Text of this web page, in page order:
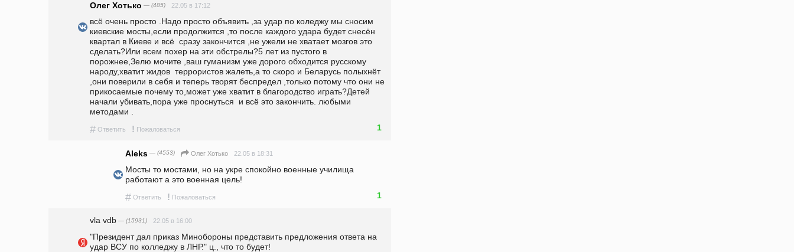
Олег Хотько — (485) 22.05 в 17:12
всё очень просто .Надо просто объявить ,за удар по коледжу мы сносим
киевские мосты,если продолжится ,то после каждого удара будет снесён
квартал в Киеве и всё  сразу закончится ,не ужели не хватает мозгов это
сделать?Или всем похер на эти обстрелы?5 лет из пустого в
порожнее,Зелю мочите ,ваш гуманизм уже дорого обходится русскому
народу,хватит жидов  террористов жалеть,а то скоро и Беларусь полыхнёт
,они поверили в себя и теперь творят беспредел ,только потому что они не
прикосаемые почему то,может уже хватит в благородство играть?Детей
начали убивать,пора уже проснуться  и всё это закончить. любыми
методами .
# Ответить ! Пожаловаться 1
Aleks — (4553) Олег Хотько 22.05 в 18:31
Мосты то мостами, но на укре спокойно военные училища
работают а это военная цель!
# Ответить ! Пожаловаться 1
vla vdb — (15931) 22.05 в 16:00
"Президент дал приказ Минобороны представить предложения ответа на
удар ВСУ по колледжу в ЛНР." ц., что то будет!